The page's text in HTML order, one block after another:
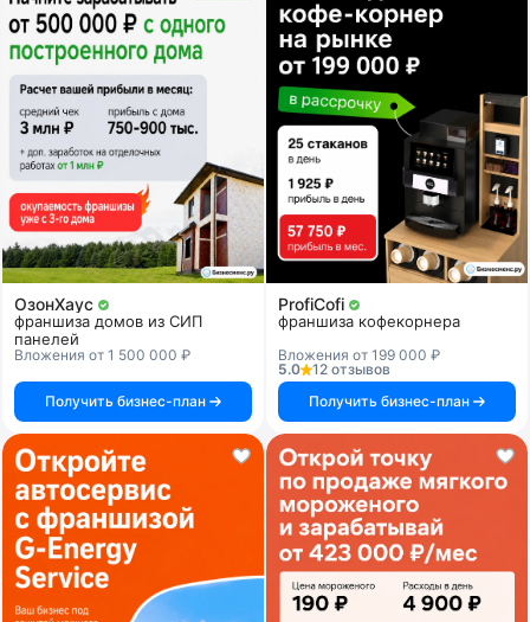
ОзонХаус
франшиза домов из СИП
панелей
Вложения от 1 500 000 ₽
Получить бизнес-план
ProfiCofi
франшиза кофекорнера
Вложения от 199 000 ₽
5.0
12 отзывов
Получить бизнес-план